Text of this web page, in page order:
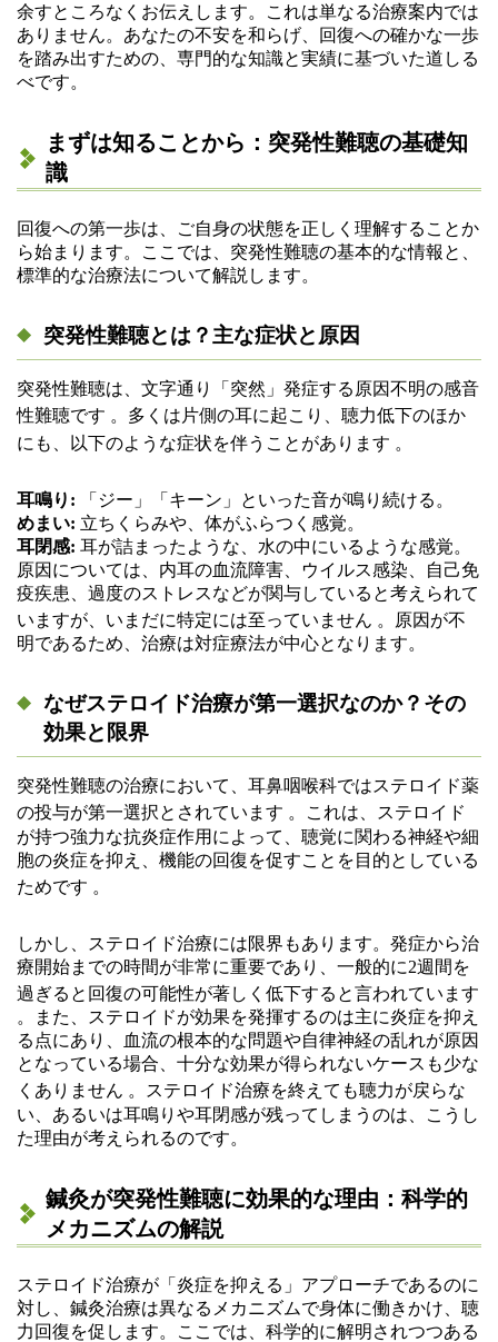
余すところなくお伝えします。これは単なる治療案内では
ありません。あなたの不安を和らげ、回復への確かな一歩
を踏み出すための、専門的な知識と実績に基づいた道しる
べです。
まずは知ることから：突発性難聴の基礎知
識
回復への第一歩は、ご自身の状態を正しく理解することか
ら始まります。ここでは、突発性難聴の基本的な情報と、
標準的な治療法について解説します。
突発性難聴とは？主な症状と原因
突発性難聴は、文字通り「突然」発症する原因不明の感音
性難聴です 。多くは片側の耳に起こり、聴力低下のほか
にも、以下のような症状を伴うことがあります 。
耳鳴り: 「ジー」「キーン」といった音が鳴り続ける。
めまい: 立ちくらみや、体がふらつく感覚。
耳閉感: 耳が詰まったような、水の中にいるような感覚。
原因については、内耳の血流障害、ウイルス感染、自己免
疫疾患、過度のストレスなどが関与していると考えられて
いますが、いまだに特定には至っていません 。原因が不
明であるため、治療は対症療法が中心となります。
なぜステロイド治療が第一選択なのか？その
効果と限界
突発性難聴の治療において、耳鼻咽喉科ではステロイド薬
の投与が第一選択とされています 。これは、ステロイド
が持つ強力な抗炎症作用によって、聴覚に関わる神経や細
胞の炎症を抑え、機能の回復を促すことを目的としている
ためです 。
しかし、ステロイド治療には限界もあります。発症から治
療開始までの時間が非常に重要であり、一般的に2週間を
過ぎると回復の可能性が著しく低下すると言われています
。また、ステロイドが効果を発揮するのは主に炎症を抑え
る点にあり、血流の根本的な問題や自律神経の乱れが原因
となっている場合、十分な効果が得られないケースも少な
くありません 。ステロイド治療を終えても聴力が戻らな
い、あるいは耳鳴りや耳閉感が残ってしまうのは、こうし
た理由が考えられるのです。
鍼灸が突発性難聴に効果的な理由：科学的
メカニズムの解説
ステロイド治療が「炎症を抑える」アプローチであるのに
対し、鍼灸治療は異なるメカニズムで身体に働きかけ、聴
力回復を促します。ここでは、科学的に解明されつつある